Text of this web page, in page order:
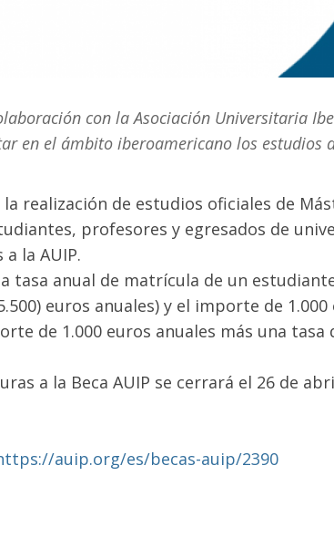
con la Asociación Universitaria
en el ámbito iberoamericano los estudios
realización de estudios oficiales de
profesores y egresados de
la AUIP.
tasa anual de matrícula de un
euros anuales) y el importe de 1.000
de 1.000 euros anuales más una
a la Beca AUIP se cerrará el 26 de
auip.org/es/becas-auip/2390